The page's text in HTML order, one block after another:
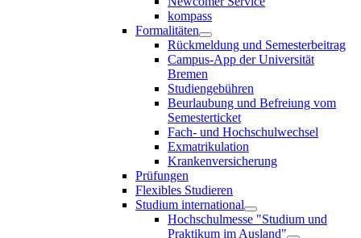
kompass
Formalitäten
Rückmeldung und Semesterbeitrag
Campus-App der Universität
Bremen
Studiengebühren
Beurlaubung und Befreiung vom
Semesterticket
Fach- und Hochschulwechsel
Exmatrikulation
Krankenversicherung
Prüfungen
Flexibles Studieren
Studium international
Hochschulmesse "Studium und
Praktikum im Ausland"